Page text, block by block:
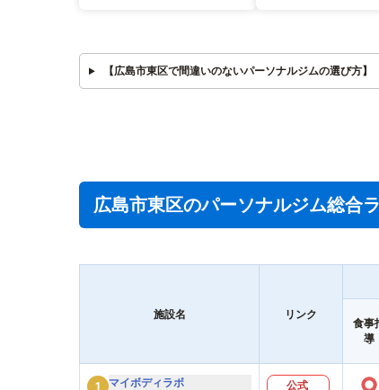
【広島市東区で間違いのないパーソナルジムの選び方】
広島市東区のパーソナルジム総合
施設名 リンク
食事
導
1
マイボディラボ
公式
○